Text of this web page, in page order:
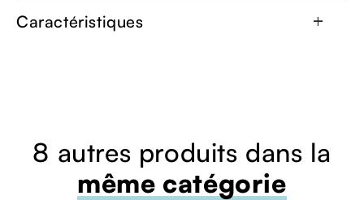
Caractéristiques add
8 autres produits dans la
même catégorie